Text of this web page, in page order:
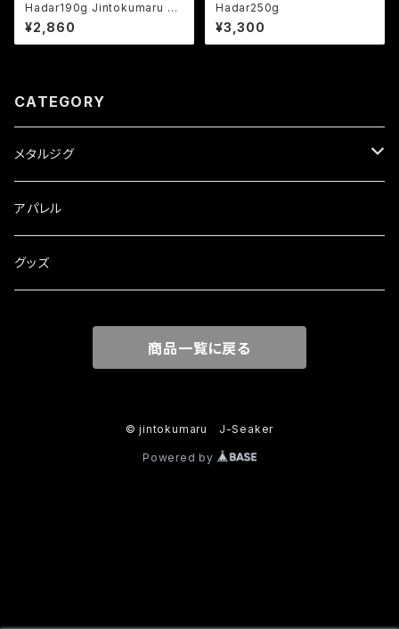
Hadar190g Jintokumaru LT
D
¥2,860
Hadar250g
¥3,300
CATEGORY
メタルジグ
Aioon
Hadar
アパレル
グッズ
商品一覧に戻る
© jintokumaru J-Seaker
Powered by